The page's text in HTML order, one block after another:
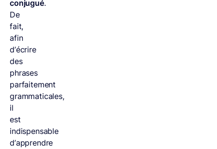
conjugué.
De
fait,
afin
d’écrire
des
phrases
parfaitement
grammaticales,
il
est
indispensable
d’apprendre